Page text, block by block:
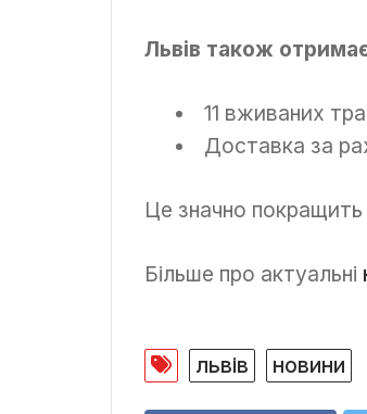
Львів також
11 вживаних
Доставка за
Це значно
Більше про актуальні
львів новини